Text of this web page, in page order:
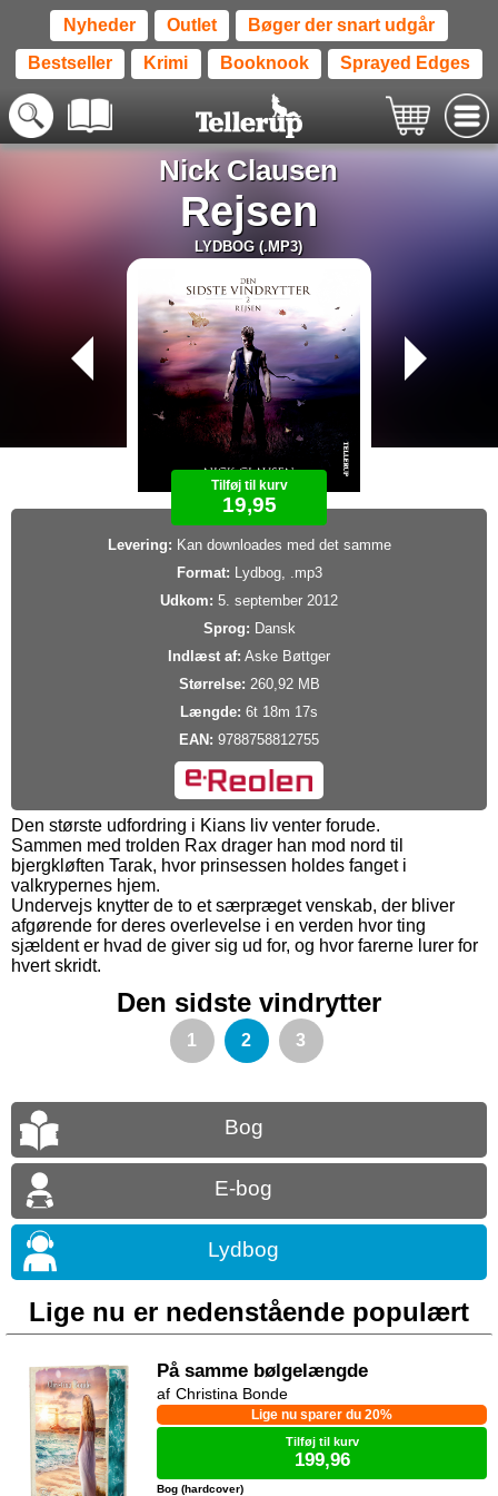
Nyheder Outlet Bøger der snart udgår
Bestseller Krimi Booknook Sprayed Edges
Nick Clausen
Rejsen
LYDBOG (.MP3)
Tilføj til kurv
19,95
Levering: Kan downloades med det samme
Format: Lydbog, .mp3
Udkom: 5. september 2012
Sprog: Dansk
Indlæst af: Aske Bøttger
Størrelse: 260,92 MB
Længde: 6t 18m 17s
EAN: 9788758812755
Den største udfordring i Kians liv venter forude.
Sammen med trolden Rax drager han mod nord til
bjergkløften Tarak, hvor prinsessen holdes fanget i
valkrypernes hjem.
Undervejs knytter de to et særpræget venskab, der bliver
afgørende for deres overlevelse i en verden hvor ting
sjældent er hvad de giver sig ud for, og hvor farerne lurer for
hvert skridt.
Den sidste vindrytter
1 2 3
Bog
E-bog
Lydbog
Lige nu er nedenstående populært
På samme bølgelængde
Bog (hardcover)
Lige nu sparer du 20%
Christina Bonde
Tilføj til kurv
199,96